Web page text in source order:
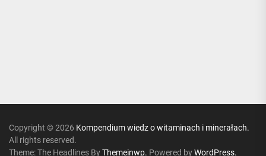
Copyright © 2026 Kompendium wiedz o witaminach i minerałach.
All rights reserved.
Theme: The Headlines ByThemeinwp. Powered byWordPress.